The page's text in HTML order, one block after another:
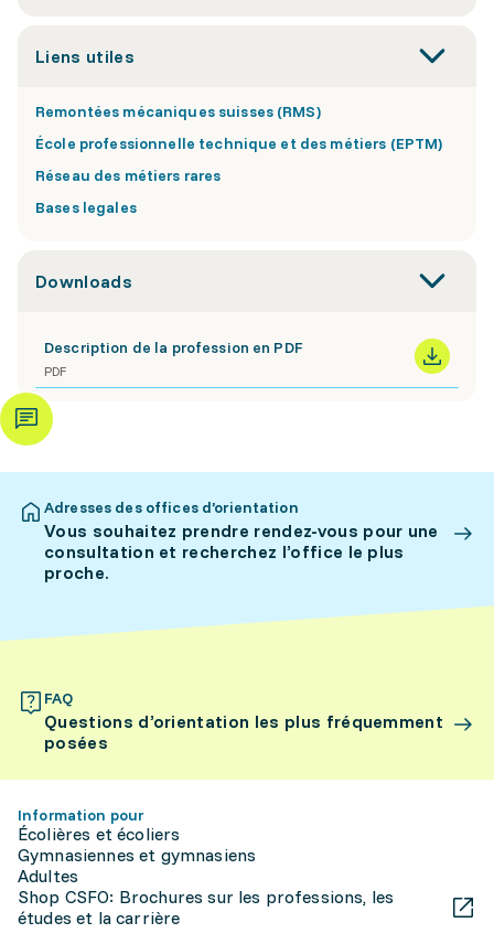
Liens utiles
Remontées mécaniques suisses (RMS)
École professionnelle technique et des métiers (EPTM)
Réseau des métiers rares
Bases legales
Downloads
Description de la profession en PDF
PDF
Adresses des offices d’orientation
Vous souhaitez prendre rendez-vous pour une
consultation et recherchez l’office le plus
proche.
FAQ
Questions d’orientation les plus fréquemment
posées
Information pour
Écolières et écoliers
Gymnasiennes et gymnasiens
Adultes
Shop CSFO: Brochures sur les professions, les
études et la carrière